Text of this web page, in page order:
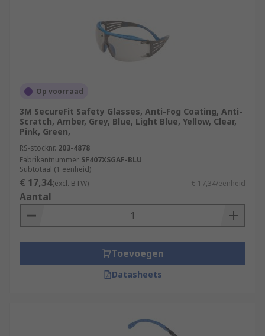
Op voorraad
3M SecureFit Safety Glasses, Anti-Fog Coating, Anti-
Scratch, Amber, Grey, Blue, Light Blue, Yellow, Clear,
Pink, Green,
RS-stocknr. 203-4878
Fabrikantnummer SF407XSGAF-BLU
Subtotaal (1 eenheid)
€ 17,34(excl. BTW) € 17,34/eenheid
Aantal
Toevoegen
Datasheets